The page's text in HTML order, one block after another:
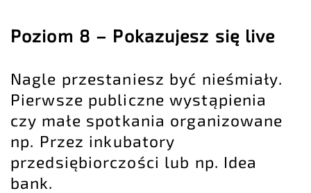
Poziom 8 – Pokazujesz się live
Nagle przestaniesz być nieśmiały.
Pierwsze publiczne wystąpienia
czy małe spotkania organizowane
np. Przez inkubatory
przedsiębiorczości lub np. Idea
bank.